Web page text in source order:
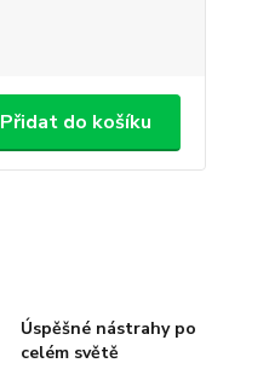
Přidat do košíku
Úspěšné nástrahy po
celém světě